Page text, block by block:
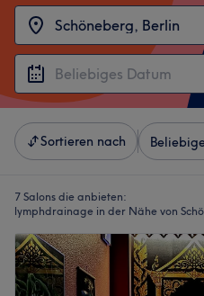
Sortieren nach
7 Salons die anbieten:
lymphdrainage in der Nähe von